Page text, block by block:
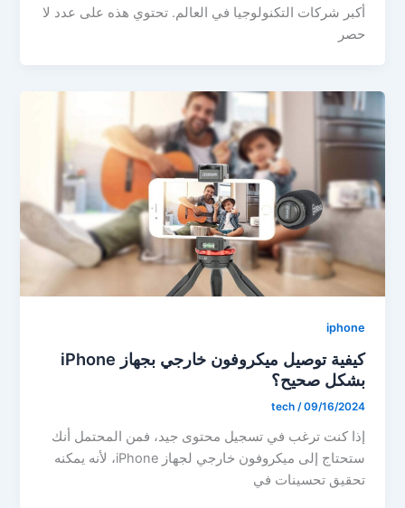
أكبر شركات التكنولوجيا في العالم. تحتوي هذه على عدد لا
حصر
iphone
كيفية توصيل ميكروفون خارجي بجهاز iPhone
بشكل صحيح؟
tech /09/16/2024
إذا كنت ترغب في تسجيل محتوى جيد، فمن المحتمل أنك
ستحتاج إلى ميكروفون خارجي لجهاز iPhone، لأنه يمكنه
تحقيق تحسينات في